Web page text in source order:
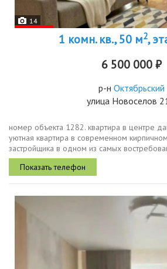
14
1 комн. кв., 50 м2,
6 500 000 ₽
р-н Октябрьский
улица Новоселов
номер объекта 1282. квартира в центре
уютная квартира в современном
застройщика в одном из самых
дашковпесочни.дом расположен на
территории с...